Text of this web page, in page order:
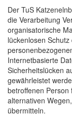
Der TuS
die Verarbeitung
organisatorische
lückenlosen
Internetbasierte
Sicherheitslücken
gewährleistet
betroffenen
alternativen
übermitteln.